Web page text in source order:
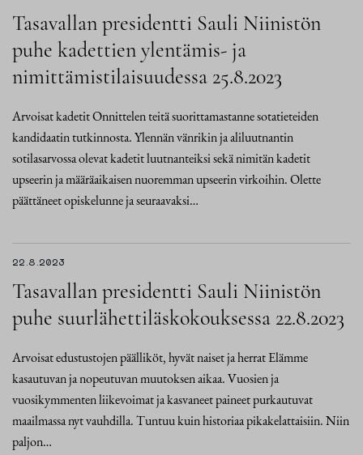
Tasavallan presidentti Sauli Niinistön
puhe kadettien ylentämis- ja
nimittämistilaisuudessa 25.8.2023
Arvoisat kadetit Onnittelen teitä suorittamastanne sotatieteiden
kandidaatin tutkinnosta. Ylennän vänrikin ja aliluutnantin
sotilasarvossa olevat kadetit luutnanteiksi sekä nimitän kadetit
upseerin ja määräaikaisen nuoremman upseerin virkoihin. Olette
päättäneet opiskelunne ja seuraavaksi…
22.8.2023
Tasavallan presidentti Sauli Niinistön
puhe suurlähettiläskokouksessa 22.8.2023
Arvoisat edustustojen päälliköt, hyvät naiset ja herrat Elämme
kasautuvan ja nopeutuvan muutoksen aikaa. Vuosien ja
vuosikymmenten liikevoimat ja kasvaneet paineet purkautuvat
maailmassa nyt vauhdilla. Tuntuu kuin historiaa pikakelattaisiin. Niin
paljon…